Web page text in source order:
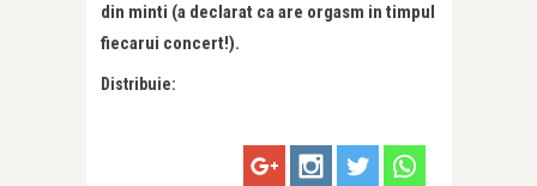
din minti (a declarat ca are orgasm in timpul
fiecarui concert!).
Distribuie: